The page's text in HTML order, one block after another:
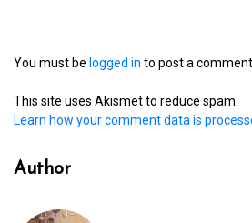
You must be logged in to post a comment.
This site uses Akismet to reduce spam.
Learn how your comment data is
Author